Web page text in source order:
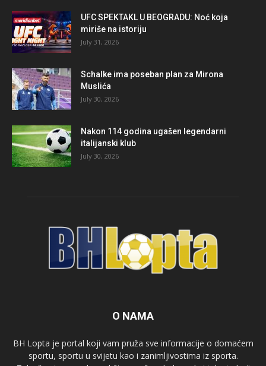
UFC SPEKTAKL U BEOGRADU: Noć koja
miriše na istoriju
July 31, 2026
Schalke ima poseban plan za Mirona
Muslića
July 30, 2026
Nakon 114 godina ugašen legendarni
italijanski klub
July 30, 2026
O NAMA
BH Lopta je portal koji vam pruža sve informacije o domaćem
sportu, sportu u svijetu kao i zanimljivostima iz sporta.